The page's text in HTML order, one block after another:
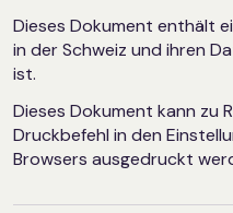
Dieses Dokument enthält
in der Schweiz und ihren
ist.
Dieses Dokument kann zu
Druckbefehl in den
Browsers ausgedruckt